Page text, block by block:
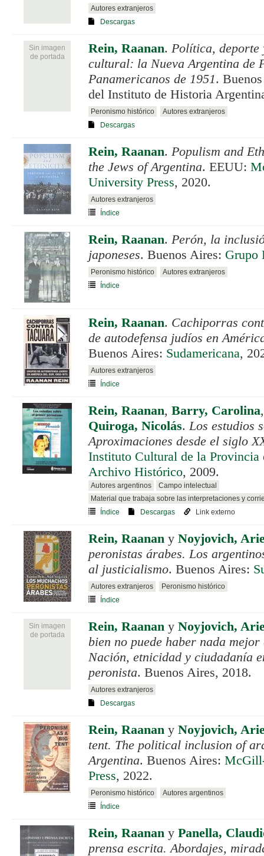
Autores extranjeros
Descargas
Sin imagen
de portada
Rein, Raanan. Política, deporte
cultural: la Nueva Argentina de
Panamericanos de 1951.
del Instituto de Historia
Peronismo histórico
Autores extranjeros
Descargas
Rein, Raanan. Populism and
the Jews of Argentina. EEUU:
University Press, 2020.
Autores extranjeros
Índice
Rein, Raanan. Perón, la
japoneses. Buenos Aires: Grupo
Peronismo histórico
Autores extranjeros
Índice
Rein, Raanan. Cachiporras
de autodefensa judíos en
Buenos Aires: Sudamericana,
Autores extranjeros
Índice
Rein, Raanan, Barry, Carolina
Quiroga, Nicolás.Los estudios
Aproximaciones desde el siglo
Instituto Cultural de la Provincia
Archivo Histórico, 2009.
Autores argentinos
Campo intelectual
Material que trabaja sobre las interpretaciones y
Índice
Descargas Link externo
Rein, Raanan y Noyjovich,
peronistas árabes. Los
al justicialismo. Buenos Aires:
Autores extranjeros
Peronismo histórico
Índice
Sin imagen
de portada
Rein, Raanan y Noyjovich,
bien no puede haber nada
Nación, etnicidad y ciudadanía
peronista. Buenos Aires, 2018.
Autores extranjeros
Descargas
Rein, Raanan y Noyjovich,
tent. The political inclusion of
Argentina. Buenos Aires:
Press, 2022.
Peronismo histórico
Autores argentinos
Índice
Rein, Raanan y Panella,
prensa escrita. Abordajes,